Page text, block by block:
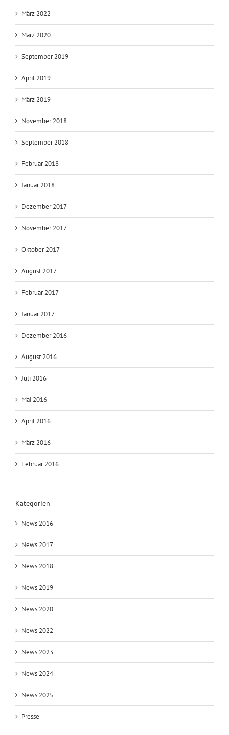
März 2022
März 2020
September 2019
April 2019
März 2019
November 2018
September 2018
Februar 2018
Januar 2018
Dezember 2017
November 2017
Oktober 2017
August 2017
Februar 2017
Januar 2017
Dezember 2016
August 2016
Juli 2016
Mai 2016
April 2016
März 2016
Februar 2016
Kategorien
News 2016
News 2017
News 2018
News 2019
News 2020
News 2022
News 2023
News 2024
News 2025
Presse